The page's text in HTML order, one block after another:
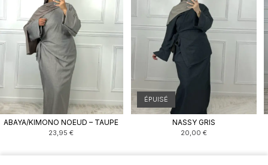
ABAYA/KIMONO NOEUD – TAUPE
23,95 €
ÉPUISÉ
NASSY GRIS
20,00 €